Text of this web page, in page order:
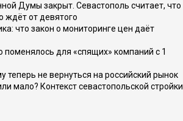
Думы закрыт. Севастополь считает, что
ждёт от девятого
что закон о мониторинге цен даёт
для «спящих» компаний с 1
теперь не вернуться на российский рынок
мало? Контекст севастопольской стройки